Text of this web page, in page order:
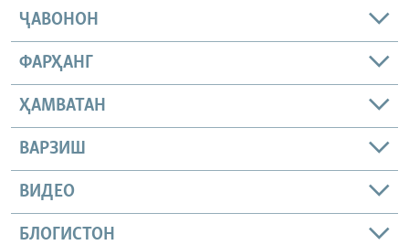
ҶАВОНОН
ФАРҲАНГ
ҲАМВАТАН
ВАРЗИШ
ВИДЕО
БЛОГИСТОН